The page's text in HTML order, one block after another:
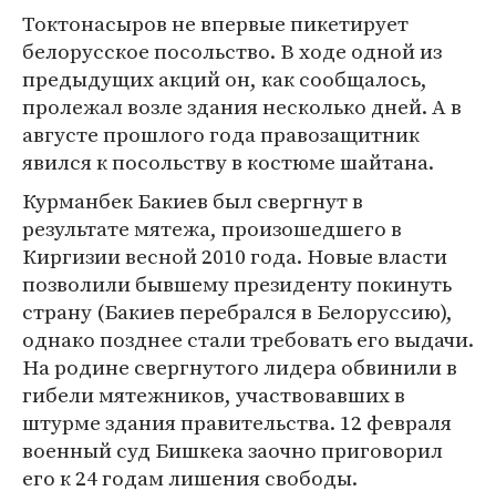
Токтонасыров не впервые пикетирует
белорусское посольство. В ходе одной из
предыдущих акций он, как сообщалось,
пролежал возле здания несколько дней. А в
августе прошлого года правозащитник
явился к посольству в костюме шайтана.
Курманбек Бакиев был свергнут в
результате мятежа, произошедшего в
Киргизии весной 2010 года. Новые власти
позволили бывшему президенту покинуть
страну (Бакиев перебрался в Белоруссию),
однако позднее стали требовать его выдачи.
На родине свергнутого лидера обвинили в
гибели мятежников, участвовавших в
штурме здания правительства. 12 февраля
военный суд Бишкека заочно приговорил
его к 24 годам лишения свободы.